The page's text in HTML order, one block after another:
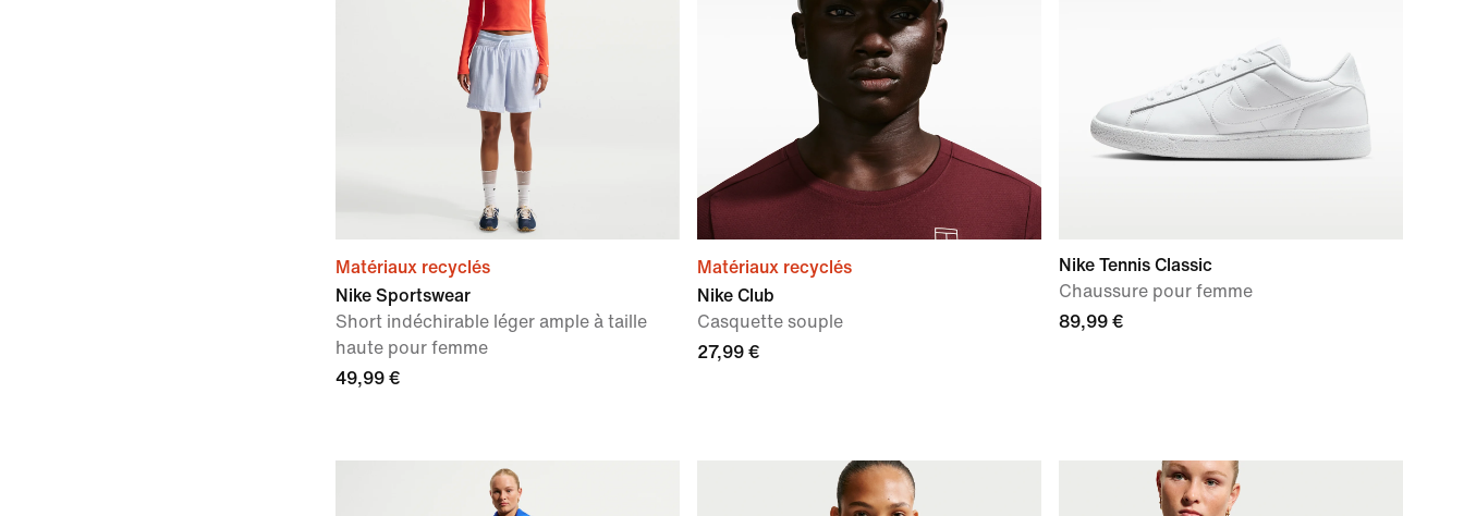
Matériaux recyclés
Nike Sportswear
Short indéchirable léger ample à taille
haute pour femme
49,99 €
Matériaux recyclés
Nike Club
Casquette souple
27,99 €
Nike Tennis Classic
Chaussure pour femme
89,99 €